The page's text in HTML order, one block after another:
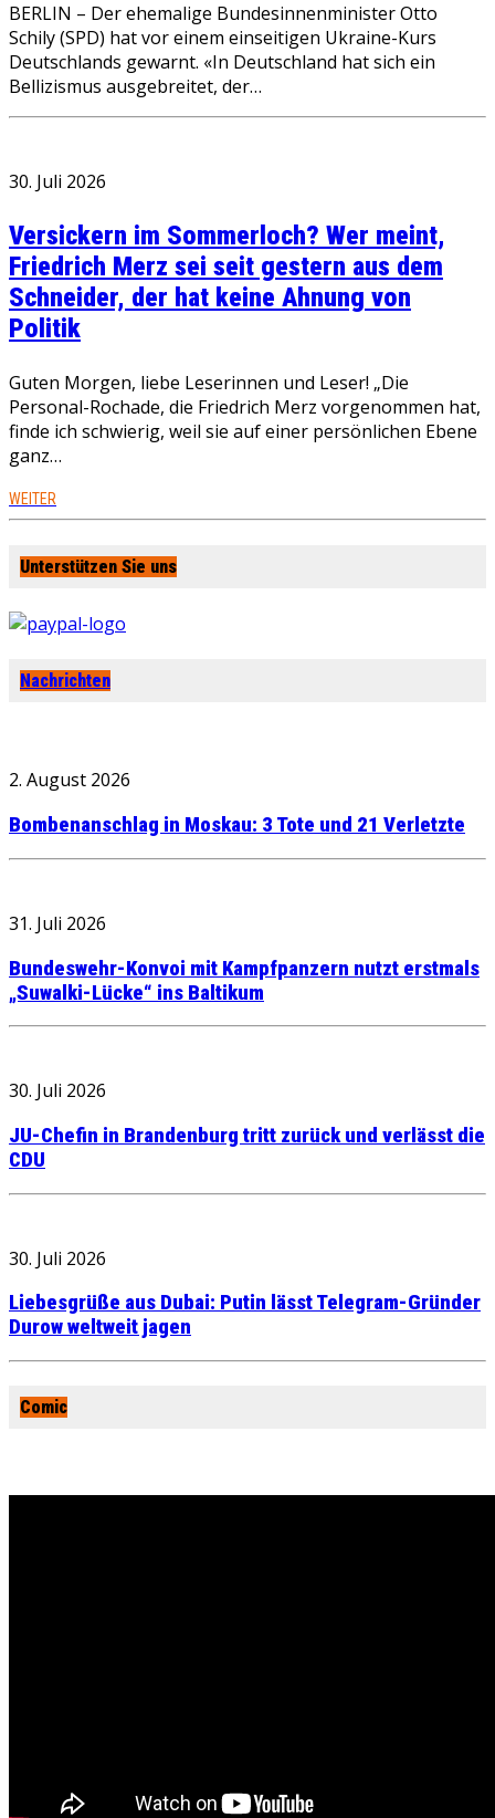
BERLIN – Der ehemalige Bundesinnenminister Otto
Schily (SPD) hat vor einem einseitigen Ukraine-Kurs
Deutschlands gewarnt. «In Deutschland hat sich ein
Bellizismus ausgebreitet, der…
30. Juli 2026
Versickern im Sommerloch? Wer meint,
Friedrich Merz sei seit gestern aus dem
Schneider, der hat keine Ahnung von
Politik
Guten Morgen, liebe Leserinnen und Leser! „Die
Personal-Rochade, die Friedrich Merz vorgenommen hat,
finde ich schwierig, weil sie auf einer persönlichen Ebene
ganz…
WEITER
Unterstützen Sie uns
Nachrichten
2. August 2026
Bombenanschlag in Moskau: 3 Tote und 21 Verletzte
31. Juli 2026
Bundeswehr-Konvoi mit Kampfpanzern nutzt erstmals
„Suwalki-Lücke“ ins Baltikum
30. Juli 2026
JU-Chefin in Brandenburg tritt zurück und verlässt die
CDU
30. Juli 2026
Liebesgrüße aus Dubai: Putin lässt Telegram-Gründer
Durow weltweit jagen
Comic